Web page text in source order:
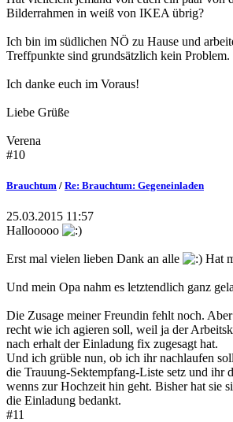
Bilderrahmen in weiß von IKEA übrig?
Ich bin im südlichen NÖ zu Hause und
Treffpunkte sind grundsätzlich kein Problem.
Ich danke euch im Voraus!
Liebe Grüße
Verena
#10
Brauchtum / Re: Brauchtum: Gegeneinladen
25.03.2015 11:57
Hallooooo
Erst mal vielen lieben Dank an alle Hat
Und mein Opa nahm es letztendlich ganz
Die Zusage meiner Freundin fehlt noch.
recht wie ich agieren soll, weil ja der
nach erhalt der Einladung fix zugesagt hat.
Und ich grüble nun, ob ich ihr nachlaufen
die Trauung-Sektempfang-Liste setz und ihr
wenns zur Hochzeit hin geht. Bisher hat sie
die Einladung bedankt.
#11